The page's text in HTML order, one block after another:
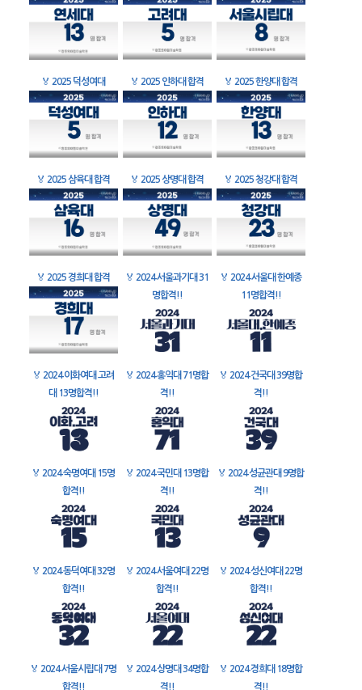
🏅 2025 덕성여대 🏅 2025 인하대 합격 🏅 2025 한양대 합격
🏅 2025 삼육대 합격 🏅 2025 상명대 합격 🏅 2025 청강대 합격
🏅 2025 경희대 합격 🏅 2024 서울과기대 31
명합격!!
🏅 2024 서울대 한예종
11명합격!!
🏅 2024 이화여대 고려
대 13명합격!!
🏅 2024 홍익대 71명합
격!!
🏅 2024 건국대 39명합
격!!
🏅 2024 숙명여대 15명
합격!!
🏅 2024 국민대 13명합
격!!
🏅 2024 성균관대 9명합
격!!
🏅 2024 동덕여대 32명
합격!!
🏅 2024 서울여대 22명
합격!!
🏅 2024 성신여대 22명
합격!!
🏅 2024 서울시립대 7명
합격!!
🏅 2024 상명대 34명합
격!!
🏅 2024 경희대 18명합
격!!